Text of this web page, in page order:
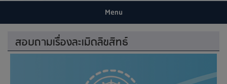
Menu
สอบถามเรื่องละเมิดลิขสิทธ์